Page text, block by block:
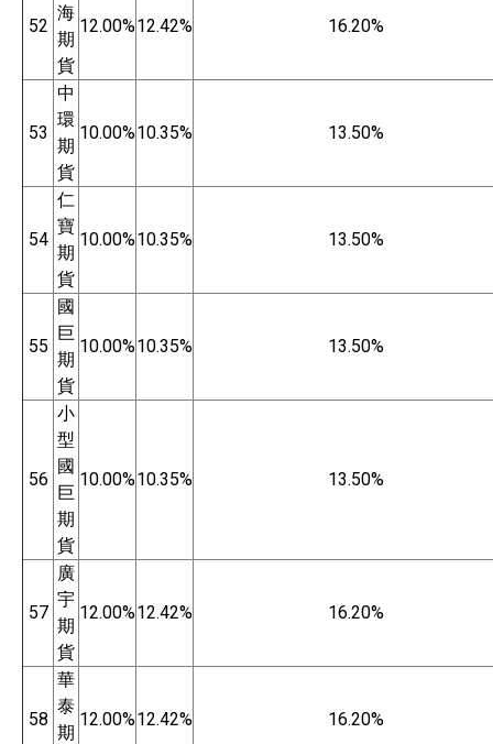
52
海
期
貨
12.00%12.42% 16.20%
53
中
環
期
貨
10.00%10.35% 13.50%
54
仁
寶
期
貨
10.00%10.35% 13.50%
55
國
巨
期
貨
10.00%10.35% 13.50%
56
小
型
國
巨
期
貨
10.00%10.35% 13.50%
57
廣
宇
期
貨
12.00%12.42% 16.20%
58
華
泰
期
12.00%12.42% 16.20%